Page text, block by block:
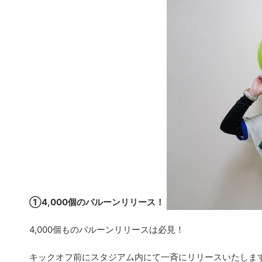
①4,000個のバルーンリリース！
4,000個ものバルーンリリースは必見！
キックオフ前にスタジアム内にて一斉にリリースいたしま